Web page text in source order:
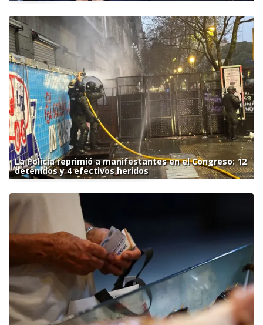
La Policía reprimió a manifestantes en el Congreso: 12
detenidos y 4 efectivos heridos